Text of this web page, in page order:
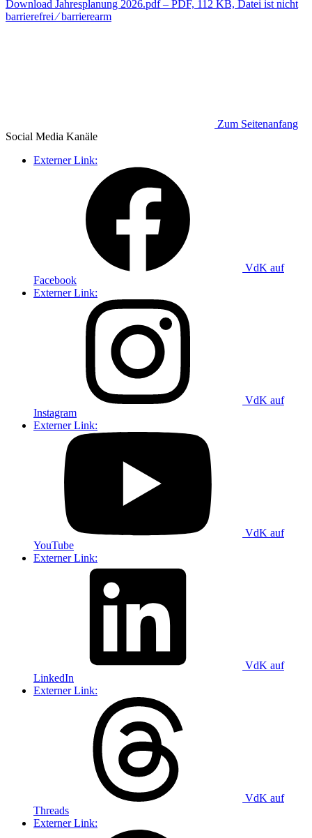
Download Jahresplanung 2026.pdf – PDF, 112 KB, Datei ist nicht
barrierefrei ⁄ barrierearm
Zum Seitenanfang
Social Media Kanäle
Externer Link:
VdK auf
Facebook
Externer Link:
VdK auf
Instagram
Externer Link:
VdK auf
YouTube
Externer Link:
VdK auf
LinkedIn
Externer Link:
VdK auf
Threads
Externer Link: